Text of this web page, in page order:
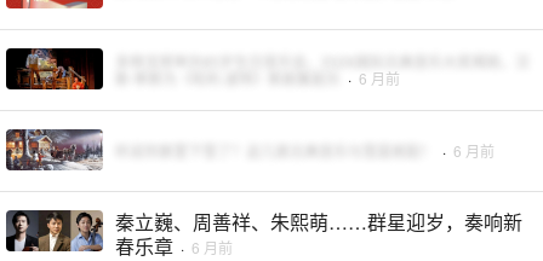
· 6 月前
· 6 月前
秦立巍、周善祥、朱熙萌……群星迎岁，奏响新
春乐章 · 6 月前